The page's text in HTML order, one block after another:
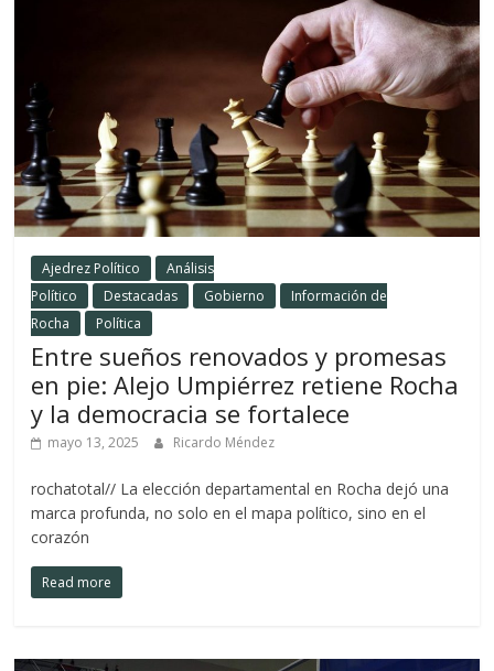
Ajedrez Político
Análisis
Político
Destacadas Gobierno
Información de
Rocha
Política
Entre sueños renovados y promesas
en pie: Alejo Umpiérrez retiene Rocha
y la democracia se fortalece
mayo 13, 2025 Ricardo Méndez
rochatotal// La elección departamental en Rocha dejó una
marca profunda, no solo en el mapa político, sino en el
corazón
Read more